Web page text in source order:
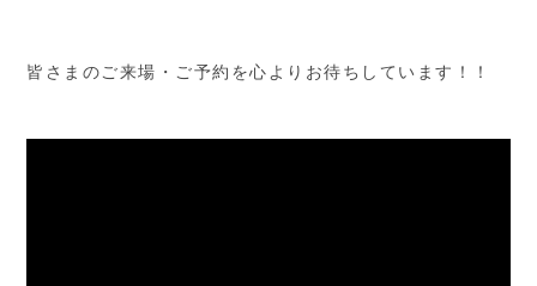
皆さまのご来場・ご予約を心よりお待ちしています！！